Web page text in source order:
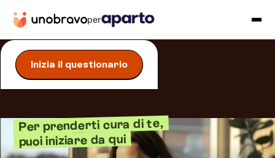
per
Inizia il questionario
Per prenderti cura di te,
puoi iniziare da qui